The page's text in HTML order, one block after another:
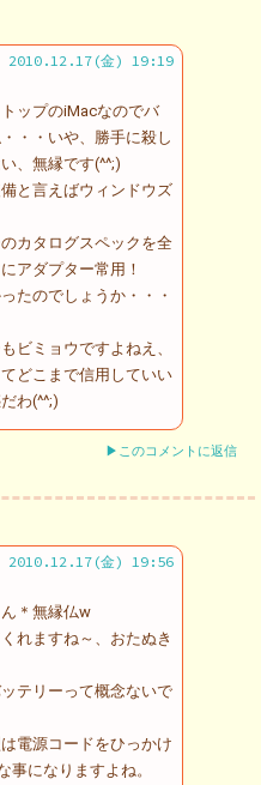
2010.12.17(金) 19:19
ップのiMacなのでバ
・・いや、勝手に殺し
、無縁です(^^;)
と言えばウィンドウズ
カタログスペックを全
アダプター常用！
たのでしょうか・・・
ビミョウですよねえ、
どこまで信用していい
わ(^^;)
▶このコメントに返信
2010.12.17(金) 19:56
＊無縁仏w
れますね～、おたぬき
テリーって概念ないで
電源コードをひっかけ
事になりますよね。